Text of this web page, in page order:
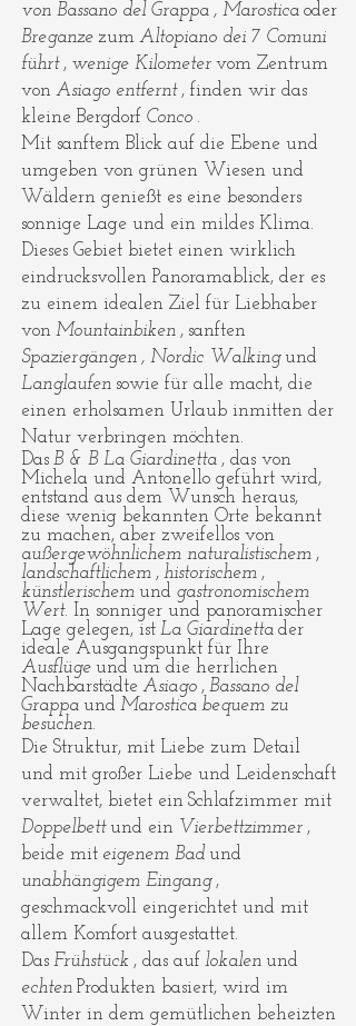
von Bassano del Grappa , Marostica oder
Breganze zum Altopiano dei 7 Comuni
führt , wenige Kilometer vom Zentrum
von Asiago entfernt , finden wir das
kleine Bergdorf Conco .
Mit sanftem Blick auf die Ebene und
umgeben von grünen Wiesen und
Wäldern genießt es eine besonders
sonnige Lage und ein mildes Klima.
Dieses Gebiet bietet einen wirklich
eindrucksvollen Panoramablick, der es
zu einem idealen Ziel für Liebhaber
von Mountainbiken , sanften
Spaziergängen , Nordic Walking und
Langlaufen sowie für alle macht, die
einen erholsamen Urlaub inmitten der
Natur verbringen möchten.
Das B & B La Giardinetta , das von
Michela und Antonello geführt wird,
entstand aus dem Wunsch heraus,
diese wenig bekannten Orte bekannt
zu machen, aber zweifellos von
außergewöhnlichem naturalistischem ,
landschaftlichem , historischem ,
künstlerischem und gastronomischem
Wert. In sonniger und panoramischer
Lage gelegen, ist La Giardinetta der
ideale Ausgangspunkt für Ihre
Ausflüge und um die herrlichen
Nachbarstädte Asiago , Bassano del
Grappa und Marostica bequem zu
besuchen.
Die Struktur, mit Liebe zum Detail
und mit großer Liebe und Leidenschaft
verwaltet, bietet ein Schlafzimmer mit
Doppelbett und ein Vierbettzimmer ,
beide mit eigenem Bad und
unabhängigem Eingang ,
geschmackvoll eingerichtet und mit
allem Komfort ausgestattet.
Das Frühstück , das auf lokalen und
echten Produkten basiert, wird im
Winter in dem gemütlichen beheizten